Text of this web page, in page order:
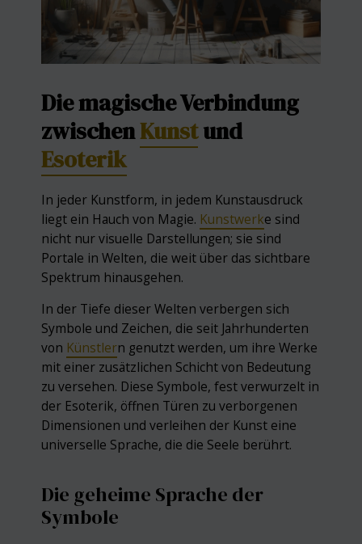
Die magische Verbindung
zwischenKunstund
Esoterik
In jeder Kunstform, in jedem Kunstausdruck
liegt ein Hauch von Magie. Kunstwerke sind
nicht nur visuelle Darstellungen; sie sind
Portale in Welten, die weit über das sichtbare
Spektrum hinausgehen.
In der Tiefe dieser Welten verbergen sich
Symbole und Zeichen, die seit Jahrhunderten
von Künstlern genutzt werden, um ihre Werke
mit einer zusätzlichen Schicht von Bedeutung
zu versehen. Diese Symbole, fest verwurzelt in
der Esoterik, öffnen Türen zu verborgenen
Dimensionen und verleihen der Kunst eine
universelle Sprache, die die Seele berührt.
Die geheime Sprache der
Symbole